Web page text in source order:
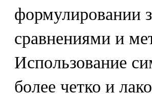
формулировании
сравнениями и
Использование
более четко и